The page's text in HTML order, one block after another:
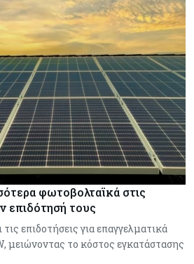
φωτοβολταϊκά στις
επιδότησή τους
επιδοτήσεις για επαγγελματικά
μειώνοντας το κόστος εγκατάστασης